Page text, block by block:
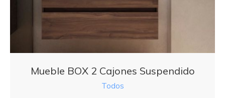
Mueble BOX 2 Cajones Suspendido
Todos